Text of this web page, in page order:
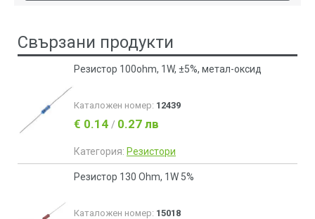
Свързани продукти
Резистор 100ohm, 1W, ±5%, метал-оксид
Каталожен номер: 12439
€ 0.14 / 0.27 лв
Категория: Резистори
Резистор 130 Ohm, 1W 5%
Каталожен номер: 15018